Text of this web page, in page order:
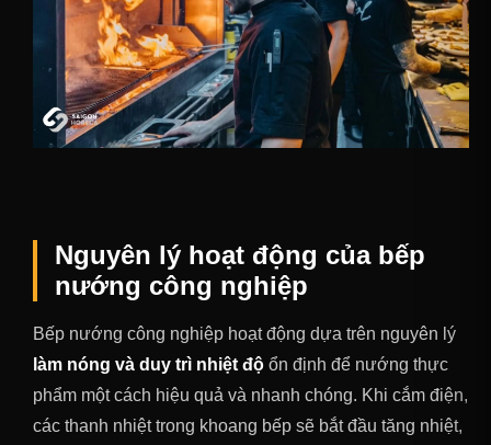
Nguyên lý hoạt động của bếp
nướng công nghiệp
Bếp nướng công nghiệp hoạt động dựa trên nguyên lý
làm nóng và duy trì nhiệt độ ổn định để nướng thực
phẩm một cách hiệu quả và nhanh chóng. Khi cắm điện,
các thanh nhiệt trong khoang bếp sẽ bắt đầu tăng nhiệt,